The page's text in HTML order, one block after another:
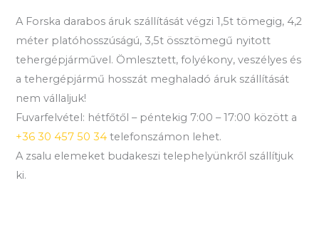
A Forska darabos áruk szállítását végzi 1,5t tömegig, 4,2
méter platóhosszúságú, 3,5t össztömegű nyitott
tehergépjárművel. Ömlesztett, folyékony, veszélyes és
a tehergépjármű hosszát meghaladó áruk szállítását
nem vállaljuk!
Fuvarfelvétel: hétfőtől – péntekig 7:00 – 17:00 között a
+36 30 457 50 34 telefonszámon lehet.
A zsalu elemeket budakeszi telephelyünkről szállítjuk
ki.